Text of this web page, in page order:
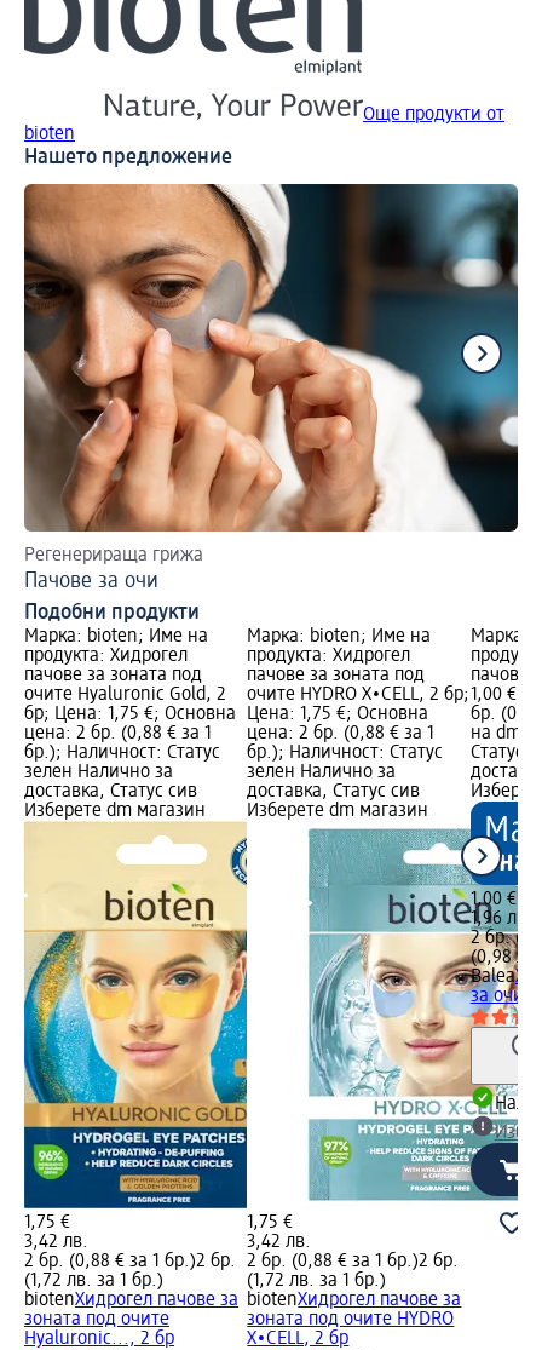
Още продукти от
bioten
Нашето предложение
Регенерираща грижа
Пачове за очи
Подобни продукти
Марка: bioten; Име на
продукта: Хидрогел
пачове за зоната под
очите Hyaluronic Gold, 2
бр; Цена: 1,75 €; Основна
цена: 2 бр. (0,88 € за 1
бр.); Наличност: Статус
зелен Налично за
доставка, Статус сив
Изберете dm магазин
1,75 €
3,42 лв.
2 бр. (0,88 € за 1 бр.)2 бр.
(1,72 лв. за 1 бр.)
biotenХидрогел пачове за
зоната под очите
Hyaluronic..., 2 бр
Марка: bioten; Име на
продукта: Хидрогел
пачове за зоната под
очите HYDRO X∙CELL, 2 бр;
Цена: 1,75 €; Основна
цена: 2 бр. (0,88 € за 1
бр.); Наличност: Статус
зелен Налично за
доставка, Статус сив
Изберете dm магазин
1,75 €
3,42 лв.
2 бр. (0,88 € за 1 бр.)2 бр.
(1,72 лв. за 1 бр.)
biotenХидрогел пачове за
зоната под очите HYDRO
X∙CELL, 2 бр
Марка:
пачове
1,00 €;
бр.
на dm
Статус
1,00 €
1,96 лв.
2 бр.
(0,98
Balea
за очи,